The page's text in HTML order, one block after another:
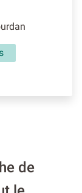
de